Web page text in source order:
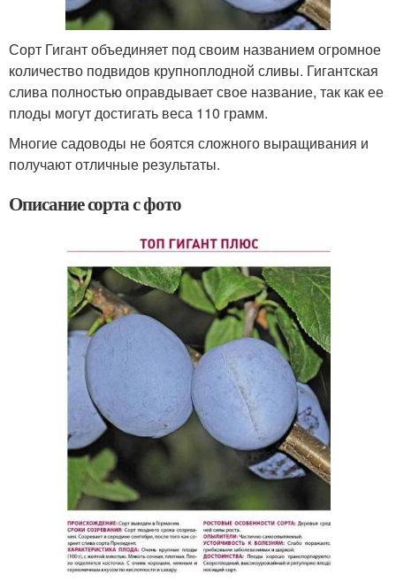
Сорт Гигант объединяет под своим названием огромное
количество подвидов крупноплодной сливы. Гигантская
слива полностью оправдывает свое название, так как ее
плоды могут достигать веса 110 грамм.
Многие садоводы не боятся сложного выращивания и
получают отличные результаты.
Описание сорта с фото